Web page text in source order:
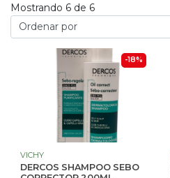
Mostrando 6 de 6
-18%
VICHY
DERCOS SHAMPOO SEBO